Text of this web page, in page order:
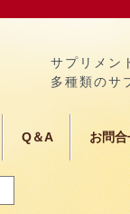
サプリメン
多種類のサ
Q＆A お問合